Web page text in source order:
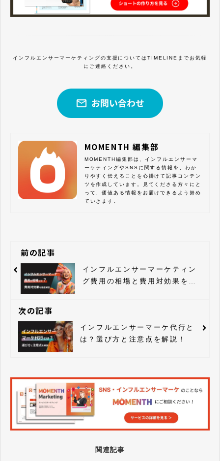
インフルエンサーマーケティングの支援についてはTIMELINEまでお気軽
にご連絡ください。
MOMENTH 編集部
MOMENTH編集部は、インフルエンサーマ
ーケティングやSNSに関する情報を、わか
りやすく伝えることを心掛けて記事コンテン
ツを作成しています。見てくださる方々にと
って、価値ある情報をお届けできるよう努め
ていきます。
前の記事
インフルエンサーマーケティン
グ費用の相場と費用対効果を徹
次の記事
インフルエンサーマーケ代行と
は？選び方と注意点を解説！
関連記事